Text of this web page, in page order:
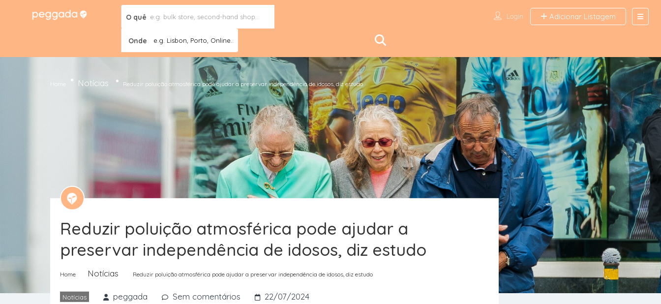
O quê
Onde e.g. Lisbon, Porto, Online..
Login Adicionar Listagem
Home Notícias Reduzir poluição atmosférica pode ajudar a preservar independência de idosos, diz estudo
Reduzir poluição atmosférica pode ajudar a
preservar independência de idosos, diz estudo
Home Notícias Reduzir poluição atmosférica pode ajudar a preservar independência de idosos, diz estudo
Notícias peggada Sem comentários 22/07/2024